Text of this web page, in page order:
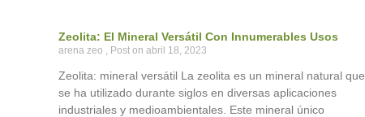
Zeolita: El Mineral Versátil Con Innumerables Usos
arena zeo abril 18, 2023
Zeolita: mineral versátil La zeolita es un mineral natural que
se ha utilizado durante siglos en diversas aplicaciones
industriales y medioambientales. Este mineral único